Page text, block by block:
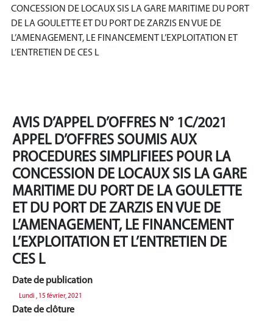
CONCESSION DE LOCAUX SIS LA GARE MARITIME DU PORT
DE LA GOULETTE ET DU PORT DE ZARZIS EN VUE DE
L’AMENAGEMENT, LE FINANCEMENT L’EXPLOITATION ET
L’ENTRETIEN DE CES L
AVIS D’APPEL D’OFFRES N° 1C/2021
APPEL D’OFFRES SOUMIS AUX
PROCEDURES SIMPLIFIEES POUR LA
CONCESSION DE LOCAUX SIS LA GARE
MARITIME DU PORT DE LA GOULETTE
ET DU PORT DE ZARZIS EN VUE DE
L’AMENAGEMENT, LE FINANCEMENT
L’EXPLOITATION ET L’ENTRETIEN DE
CES L
Date de publication
Lundi , 15 février, 2021
Date de clôture